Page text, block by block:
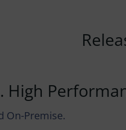
High
On-Premise.